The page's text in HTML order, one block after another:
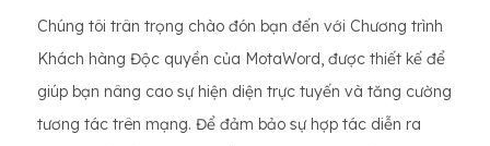
Chúng tôi trân trọng chào đón bạn đến với Chương trình
Khách hàng Độc quyền của MotaWord, được thiết kế để
giúp bạn nâng cao sự hiện diện trực tuyến và tăng cường
tương tác trên mạng. Để đảm bảo sự hợp tác diễn ra